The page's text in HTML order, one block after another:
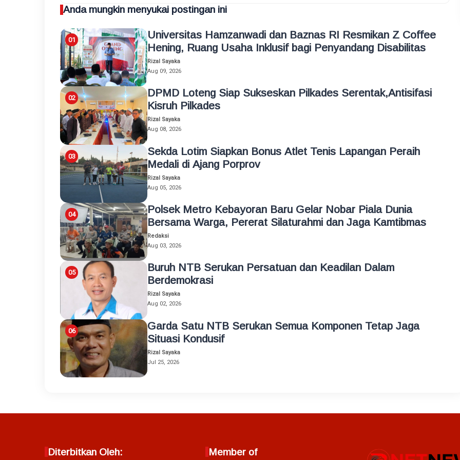
Anda mungkin menyukai postingan ini
Universitas Hamzanwadi dan Baznas RI Resmikan Z Coffee
Hening, Ruang Usaha Inklusif bagi Penyandang Disabilitas
Rizal Sayaka
Aug 09, 2026
DPMD Loteng Siap Sukseskan Pilkades Serentak,Antisifasi
Kisruh Pilkades
Rizal Sayaka
Aug 08, 2026
Sekda Lotim Siapkan Bonus Atlet Tenis Lapangan Peraih
Medali di Ajang Porprov
Rizal Sayaka
Aug 05, 2026
Polsek Metro Kebayoran Baru Gelar Nobar Piala Dunia
Bersama Warga, Pererat Silaturahmi dan Jaga Kamtibmas
Redaksi
Aug 03, 2026
Buruh NTB Serukan Persatuan dan Keadilan Dalam
Berdemokrasi
Rizal Sayaka
Aug 02, 2026
Garda Satu NTB Serukan Semua Komponen Tetap Jaga
Situasi Kondusif
Rizal Sayaka
Jul 25, 2026
Diterbitkan Oleh: Member of